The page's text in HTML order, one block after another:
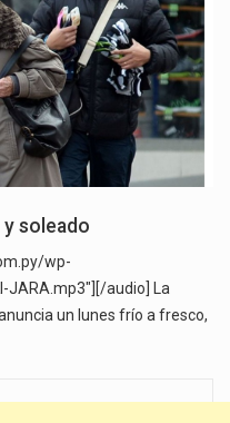
soleado
wp-
audio] La
un lunes frío a fresco,